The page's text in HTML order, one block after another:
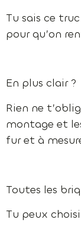
Tu sais ce
pour qu’on
En plus clair ?
Rien ne
montage et
fur et à
Toutes les
Tu peux